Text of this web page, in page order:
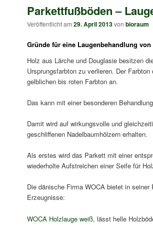
Parkettfußböden –
Veröffentlicht am 29. April 2013von bioraum
Gründe für eine Laugenbehandlung
Holz aus Lärche und Douglasie besitzen
Ursprungsfarbton zu verlieren. Der
gelblichen bis roten Farbton an.
Das kann mit einer besonderen
Damit wird auf wirkungsvolle und
geschliffenen Nadelbaumhölzern erhalten.
Als erstes wird das Parkett mit einer
wiederholte Aufstreichen einer Seife für
Die dänische Firma WOCA bietet in
Erzeugnisse:
WOCA Holzlauge weiß, lässt helle